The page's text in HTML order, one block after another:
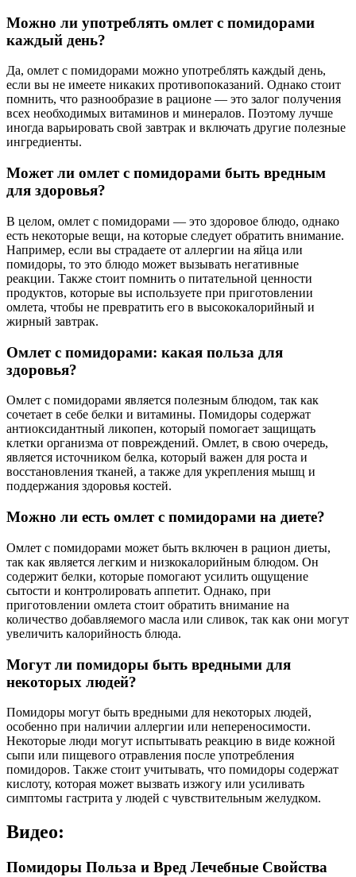
Можно ли употреблять омлет с помидорами
каждый день?
Да, омлет с помидорами можно употреблять каждый день,
если вы не имеете никаких противопоказаний. Однако стоит
помнить, что разнообразие в рационе — это залог получения
всех необходимых витаминов и минералов. Поэтому лучше
иногда варьировать свой завтрак и включать другие полезные
ингредиенты.
Может ли омлет с помидорами быть вредным
для здоровья?
В целом, омлет с помидорами — это здоровое блюдо, однако
есть некоторые вещи, на которые следует обратить внимание.
Например, если вы страдаете от аллергии на яйца или
помидоры, то это блюдо может вызывать негативные
реакции. Также стоит помнить о питательной ценности
продуктов, которые вы используете при приготовлении
омлета, чтобы не превратить его в высококалорийный и
жирный завтрак.
Омлет с помидорами: какая польза для
здоровья?
Омлет с помидорами является полезным блюдом, так как
сочетает в себе белки и витамины. Помидоры содержат
антиоксидантный ликопен, который помогает защищать
клетки организма от повреждений. Омлет, в свою очередь,
является источником белка, который важен для роста и
восстановления тканей, а также для укрепления мышц и
поддержания здоровья костей.
Можно ли есть омлет с помидорами на диете?
Омлет с помидорами может быть включен в рацион диеты,
так как является легким и низкокалорийным блюдом. Он
содержит белки, которые помогают усилить ощущение
сытости и контролировать аппетит. Однако, при
приготовлении омлета стоит обратить внимание на
количество добавляемого масла или сливок, так как они могут
увеличить калорийность блюда.
Могут ли помидоры быть вредными для
некоторых людей?
Помидоры могут быть вредными для некоторых людей,
особенно при наличии аллергии или непереносимости.
Некоторые люди могут испытывать реакцию в виде кожной
сыпи или пищевого отравления после употребления
помидоров. Также стоит учитывать, что помидоры содержат
кислоту, которая может вызвать изжогу или усиливать
симптомы гастрита у людей с чувствительным желудком.
Видео:
Помидоры Польза и Вред Лечебные Свойства